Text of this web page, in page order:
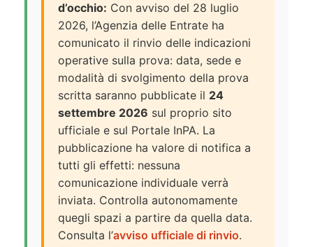
d’occhio: Con avviso del 28 luglio
2026, l’Agenzia delle Entrate ha
comunicato il rinvio delle indicazioni
operative sulla prova: data, sede e
modalità di svolgimento della prova
scritta saranno pubblicate il 24
settembre 2026 sul proprio sito
ufficiale e sul Portale InPA. La
pubblicazione ha valore di notifica a
tutti gli effetti: nessuna
comunicazione individuale verrà
inviata. Controlla autonomamente
quegli spazi a partire da quella data.
Consulta l’avviso ufficiale di rinvio.